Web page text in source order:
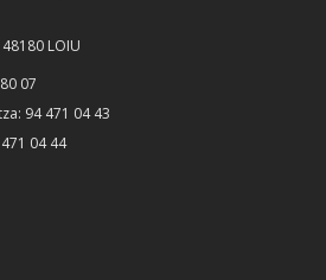
LOIU
07
94 471 04 43
04 44